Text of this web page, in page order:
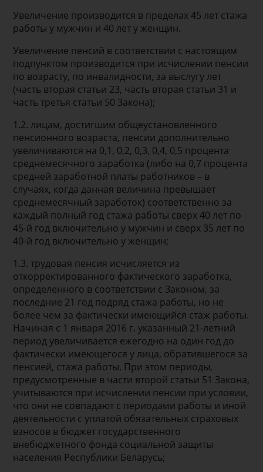
Увеличение производится в пределах 45 лет стажа
работы у мужчин и 40 лет у женщин.
Увеличение пенсий в соответствии с настоящим
подпунктом производится при исчислении пенсии
по возрасту, по инвалидности, за выслугу лет
(часть вторая статьи 23, часть вторая статьи 31 и
часть третья статьи 50 Закона);
1.2. лицам, достигшим общеустановленного
пенсионного возраста, пенсии дополнительно
увеличиваются на 0,1, 0,2, 0,3, 0,4, 0,5 процента
среднемесячного заработка (либо на 0,7 процента
средней заработной платы работников – в
случаях, когда данная величина превышает
среднемесячный заработок) соответственно за
каждый полный год стажа работы сверх 40 лет по
45-й год включительно у мужчин и сверх 35 лет по
40-й год включительно у женщин;
1.3. трудовая пенсия исчисляется из
откорректированного фактического заработка,
определенного в соответствии с Законом, за
последние 21 год подряд стажа работы, но не
более чем за фактически имеющийся стаж работы.
Начиная с 1 января 2016 г. указанный 21-летний
период увеличивается ежегодно на один год до
фактически имеющегося у лица, обратившегося за
пенсией, стажа работы. При этом периоды,
предусмотренные в части второй статьи 51 Закона,
учитываются при исчислении пенсии при условии,
что они не совпадают с периодами работы и иной
деятельности с уплатой обязательных страховых
взносов в бюджет государственного
внебюджетного фонда социальной защиты
населения Республики Беларусь;